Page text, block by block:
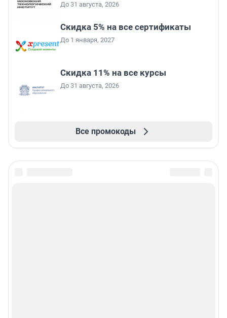
До 31 августа, 2026
Скидка 5% на все сертификаты
До 1 января, 2027
Скидка 11% на все курсы
До 31 августа, 2026
Все промокоды